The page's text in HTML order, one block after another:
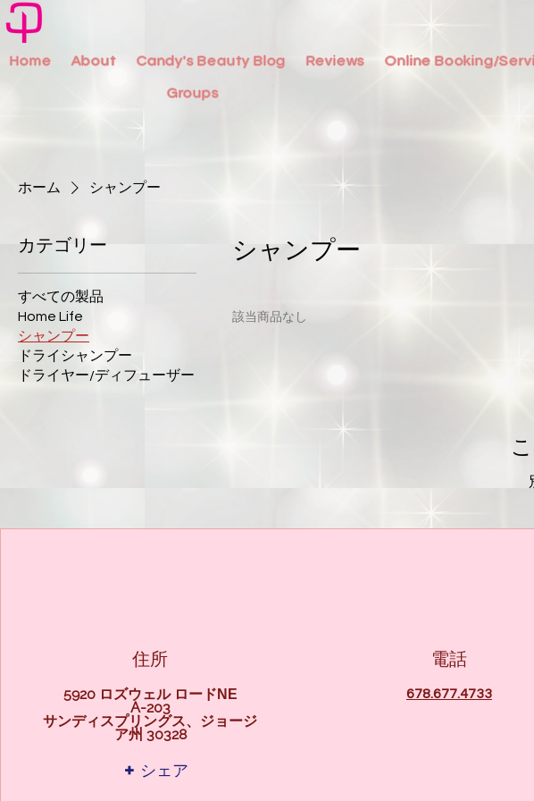
Home About Candy's Beauty Blog Reviews Online Booking/
Groups
ホーム シャンプー
カテゴリー
すべての製品
Home Life
シャンプー
ドライシャンプー
ドライヤー/ディフューザー
シャンプー
該当商品なし
住所
5920 ロズウェル ロード NE
A-203
サンディスプリングス、ジョージ
ア州 30328
+ シェア
電話
678.677.4733